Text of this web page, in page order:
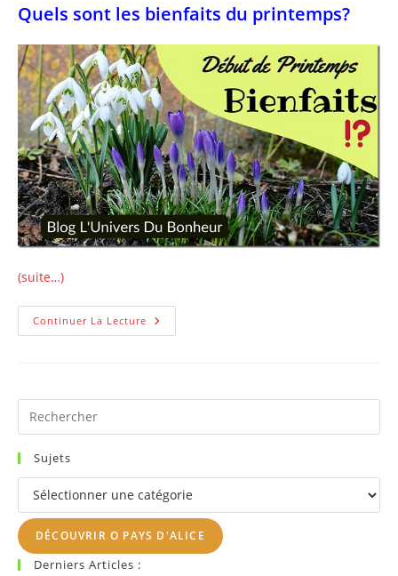
Quels sont les bienfaits du printemps?
(suite…)
Continuer La Lecture Quels
Sont
Sujets
Sujets
DÉCOUVRIR O PAYS D'ALICE
Derniers Articles :